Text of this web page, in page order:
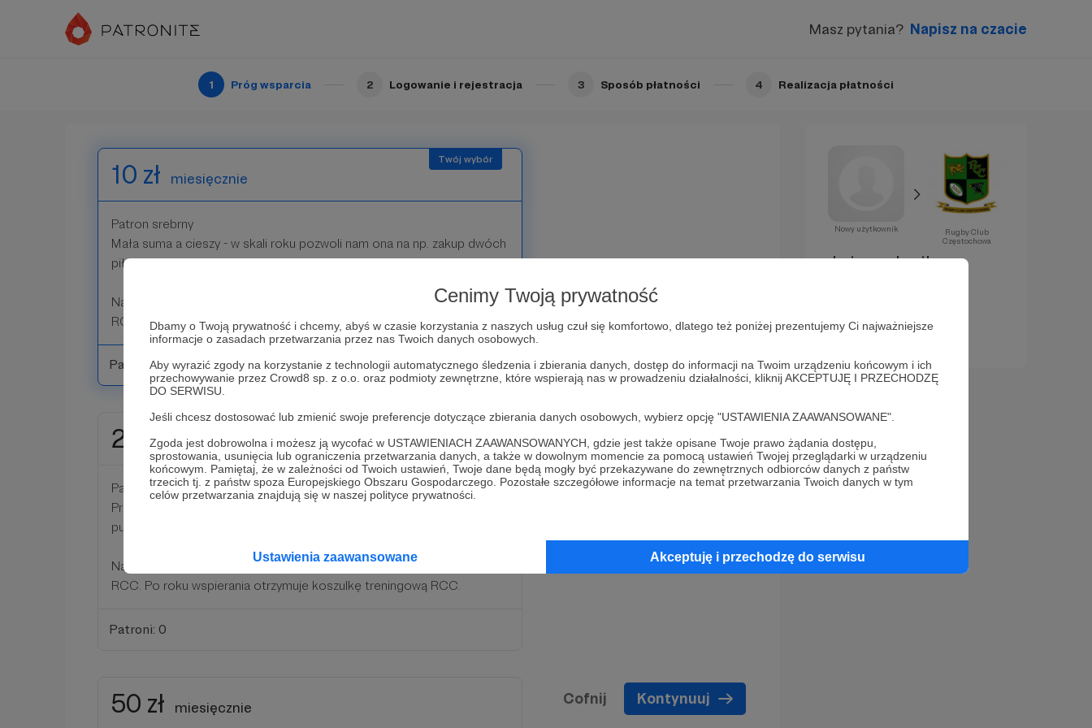
Cenimy Twoją prywatność
Dbamy o Twoją prywatność i chcemy, abyś w czasie korzystania z naszych usług czuł się komfortowo, dlatego też poniżej prezentujemy Ci najważniejsze
informacje o zasadach przetwarzania przez nas Twoich danych osobowych.
Aby wyrazić zgody na korzystanie z technologii automatycznego śledzenia i zbierania danych, dostęp do informacji na Twoim urządzeniu końcowym i ich
przechowywanie przez Crowd8 sp. z o.o. oraz podmioty zewnętrzne, które wspierają nas w prowadzeniu działalności, kliknij AKCEPTUJĘ I PRZECHODZĘ
DO SERWISU.
Jeśli chcesz dostosować lub zmienić swoje preferencje dotyczące zbierania danych osobowych, wybierz opcję "USTAWIENIA ZAAWANSOWANE".
Zgoda jest dobrowolna i możesz ją wycofać w USTAWIENIACH ZAAWANSOWANYCH, gdzie jest także opisane Twoje prawo żądania dostępu,
sprostowania, usunięcia lub ograniczenia przetwarzania danych, a także w dowolnym momencie za pomocą ustawień Twojej przeglądarki w urządzeniu
końcowym. Pamiętaj, że w zależności od Twoich ustawień, Twoje dane będą mogły być przekazywane do zewnętrznych odbiorców danych z państw
trzecich tj. z państw spoza Europejskiego Obszaru Gospodarczego. Pozostałe szczegółowe informacje na temat przetwarzania Twoich danych w tym
celów przetwarzania znajdują się w naszej polityce prywatności.
Ustawienia zaawansowane Akceptuję i przechodzę do serwisu
Masz pytania? Napisz na czacie
1 Próg wsparcia 2 Logowanie i rejestracja 3 Sposób płatności 4 Realizacja płatności
Nagroda: Pojawienie się na comiesięcznej liście Patronów na fanpage'u
10 zł miesięcznie
Patron srebrny
Mała suma a cieszy - w skali roku pozwoli nam ona na np. zakup dwóch
piłek do rugby.
Nagroda: Pojawienie się na comiesięcznej liście Patronów na fanpage'u
RCC.
Patroni: 0
25 zł miesięcznie
Patron złoty
Przyjemna kwota - w skali roku pozwoli nam ona na np. zakup
pucharów dla najlepszych drużyn Częstochowskiej Ligi Rugby
Nagroda: Pojawienie się na comiesięcznej liście Patronów na fanpage'u
RCC. Po roku wspierania otrzymuje koszulkę treningową RCC.
Patroni: 0
50 zł miesięcznie
Cofnij Kontynuuj
Nowy użytkownik
Rugby Club
Częstochowa
Już za chwilę